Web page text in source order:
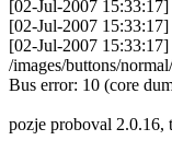
[02-Jul-2007
[02-Jul-2007
[02-Jul-2007
/images/buttons/
Bus error: 10 (core
pozje proboval 2.0.16,